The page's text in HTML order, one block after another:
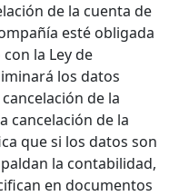
de la cuenta de
esté obligada
la Ley de
los datos
de la
cancelación de la
que si los datos son
la contabilidad,
en documentos